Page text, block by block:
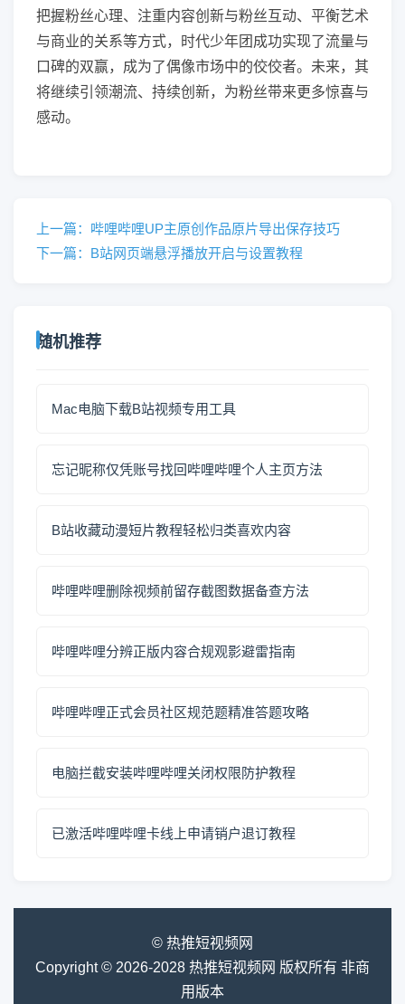
把握粉丝心理、注重内容创新与粉丝互动、平衡艺术
与商业的关系等方式，时代少年团成功实现了流量与
口碑的双赢，成为了偶像市场中的佼佼者。未来，其
将继续引领潮流、持续创新，为粉丝带来更多惊喜与
感动。
上一篇：哔哩哔哩UP主原创作品原片导出保存技巧
下一篇：B站网页端悬浮播放开启与设置教程
随机推荐
Mac电脑下载B站视频专用工具
忘记昵称仅凭账号找回哔哩哔哩个人主页方法
B站收藏动漫短片教程轻松归类喜欢内容
哔哩哔哩删除视频前留存截图数据备查方法
哔哩哔哩分辨正版内容合规观影避雷指南
哔哩哔哩正式会员社区规范题精准答题攻略
电脑拦截安装哔哩哔哩关闭权限防护教程
已激活哔哩哔哩卡线上申请销户退订教程
© 热推短视频网
Copyright © 2026-2028 热推短视频网 版权所有 非商
用版本